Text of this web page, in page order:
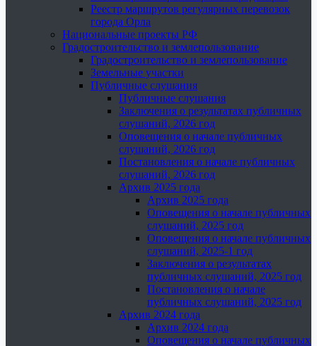
Реестр маршрутов регулярных перевозок
города Орла
Национальные проекты РФ
Градостроительство и землепользование
Градостроительство и землепользование
Земельные участки
Публичные слушания
Публичные слушания
Заключения о результатах публичных
слушаний, 2026 год
Оповещения о начале публичных
слушаний, 2026 год
Постановления о начале публичных
слушаний, 2026 год
Архив 2025 года
Архив 2025 года
Оповещения о начале публичных
слушаний, 2025 год
Оповещения о начале публичных
слушаний, 2025-1 год
Заключения о результатах
публичных слушаний, 2025 год
Постановления о начале
публичных слушаний, 2025 год
Архив 2024 года
Архив 2024 года
Оповещения о начале публичных